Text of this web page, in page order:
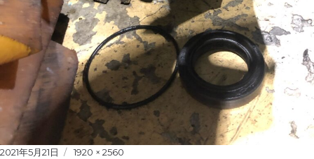
Posted
2021年5月21日
Full
1920 × 2560